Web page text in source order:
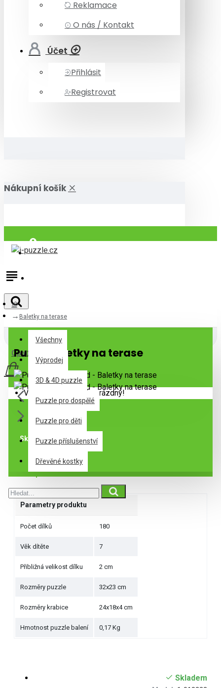
Reklamace
O nás / Kontakt
Účet
Přihlásit
Registrovat
Nákupní košík
Přihlásit
Všechny
Všechny
Výprodej
3D & 4D puzzle
Puzzle pro dospělé
Puzzle pro děti
Puzzle příslušenství
Dřevěné kostky
0 položek - 0Kč
Váš nákupní košík je prázdný!
Baletky na terase
Puzzle Baletky na terase
Skladem
Specifikace
Parametry produktu
Počet dílků 180
Věk dítěte 7
Přibližná velikost dílku 2 cm
Rozměry puzzle 32x23 cm
Rozměry krabice 24x18x4 cm
Hmotnost puzzle balení 0,17 Kg
Skladem